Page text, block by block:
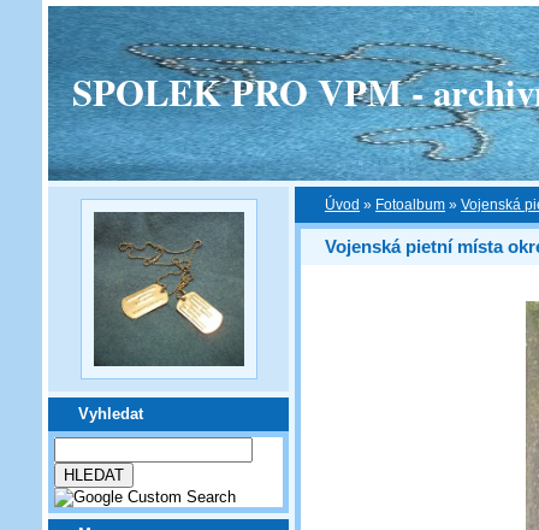
SPOLEK PRO VPM -
Vyhledat
Úvod » Fotoalbum » Vojenská
Vojenská pietní místa